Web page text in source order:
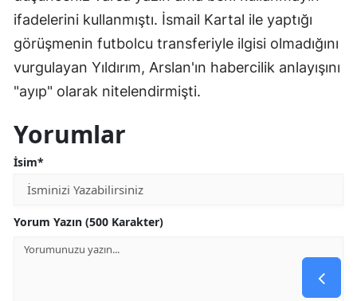
ifadelerini kullanmıştı. İsmail Kartal ile yaptığı
görüşmenin futbolcu transferiyle ilgisi olmadığını
vurgulayan Yıldırım, Arslan'ın habercilik anlayışını
"ayıp" olarak nitelendirmişti.
Yorumlar
İsim*
Yorum Yazın (500 Karakter)